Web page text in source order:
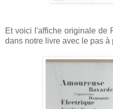
Et voici l'affiche originale de
dans notre livre avec le pas à